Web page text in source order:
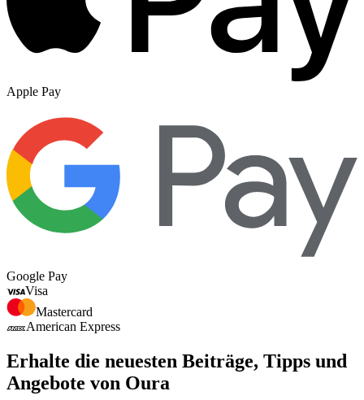
Apple Pay
Google Pay
Visa
Mastercard
American Express
Erhalte die neuesten Beiträge, Tipps und
Angebote von Oura